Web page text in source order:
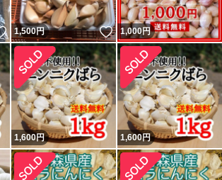
いいね！
1,500円 いいね！
1,000円
1,600円 1,600円